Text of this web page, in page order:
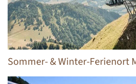
Sommer- & Winter-Ferienort